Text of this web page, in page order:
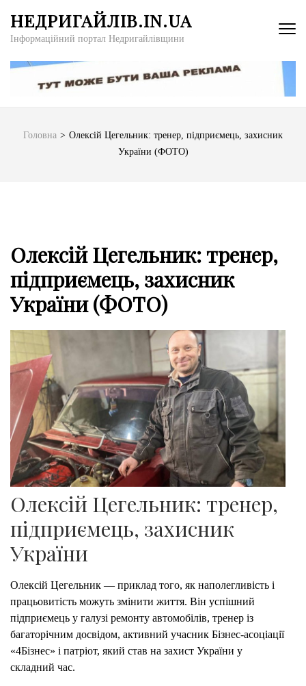
вмісту
Enter)
НЕДРИГАЙЛІВ.IN.UA
Інформаційний портал Недригайлівщини
Головна > Олексій Цегельник: тренер, підприємець, захисник
України (ФОТО)
Олексій Цегельник: тренер,
підприємець, захисник
України (ФОТО)
Олексій Цегельник: тренер,
підприємець, захисник
України
Олексій Цегельник — приклад того, як наполегливість і
працьовитість можуть змінити життя. Він успішний
підприємець у галузі ремонту автомобілів, тренер із
багаторічним досвідом, активний учасник Бізнес-асоціації
«4Бізнес» і патріот, який став на захист України у
складний час.